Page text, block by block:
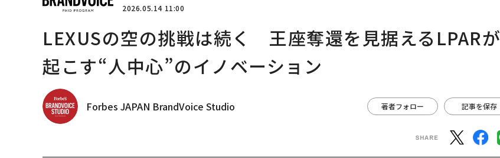
2026.05.14 11:00
LEXUSの空の挑戦は続く 王座奪還を見据えるLPARが
起こす“人中心”のイノベーション
Forbes JAPAN BrandVoice Studio 著者フォロー 記事を保存